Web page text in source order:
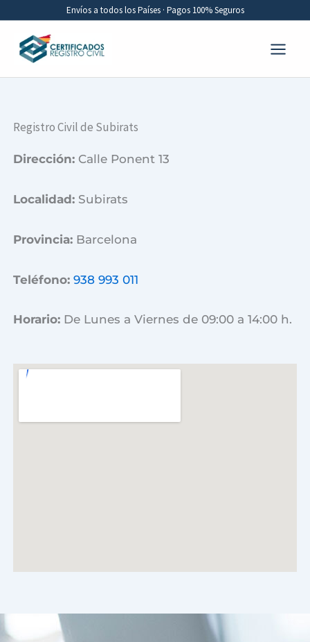
contenido
Envíos a todos los Países · Pagos 100% Seguros
Registro Civil de Subirats
Dirección: Calle Ponent 13
Localidad: Subirats
Provincia: Barcelona
Teléfono: 938 993 011
Horario: De Lunes a Viernes de 09:00 a 14:00 h.